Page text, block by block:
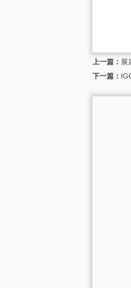
上一篇： 展
下一篇：